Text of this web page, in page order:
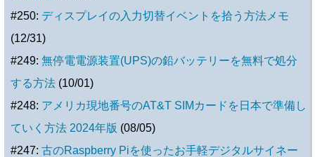
#250: ディスプレイの入力切替イベントを拾う方法メモ
(12/31)
#249: 無停電電源装置(UPS)の鉛バッテリーを無料で処分
する方法(10/01)
#248: アメリカ現地番号のAT&T SIMカードを日本で準備し
ていく方法 2024年版 (08/05)
#247: 古のRaspberry Piを使ったお手軽デジタルサイネー